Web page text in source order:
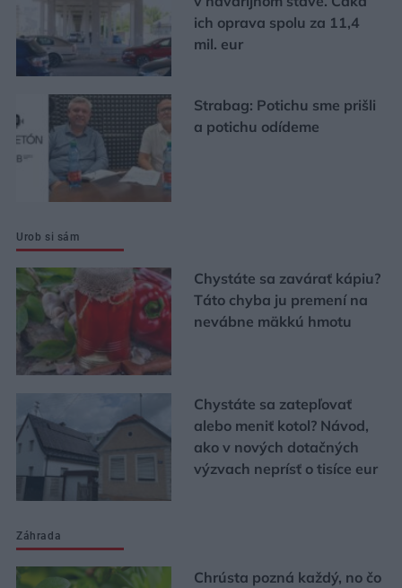
ich oprava spolu za 11,4
mil. eur
Strabag: Potichu sme prišli
a potichu odídeme
Urob si sám
Chystáte sa zavárať kápiu?
Táto chyba ju premení na
nevábne mäkkú hmotu
Chystáte sa zatepľovať
alebo meniť kotol? Návod,
ako v nových dotačných
výzvach neprísť o tisíce eur
Záhrada
Chrústa pozná každý, no čo